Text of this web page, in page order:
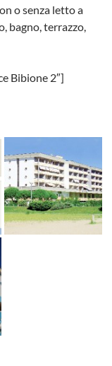
o senza letto a
bagno, terrazzo,
Bibione 2″]